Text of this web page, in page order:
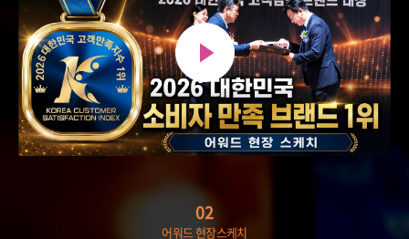
02
어워드 현장스케치